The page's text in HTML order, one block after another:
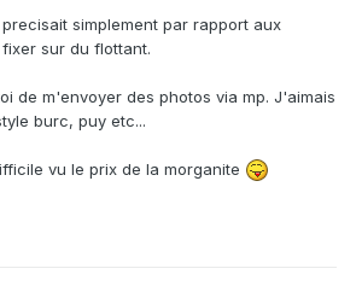
simplement par rapport aux
sur du flottant.
de m'envoyer des photos via mp. J'aimais
burc, puy etc...
vu le prix de la morganite